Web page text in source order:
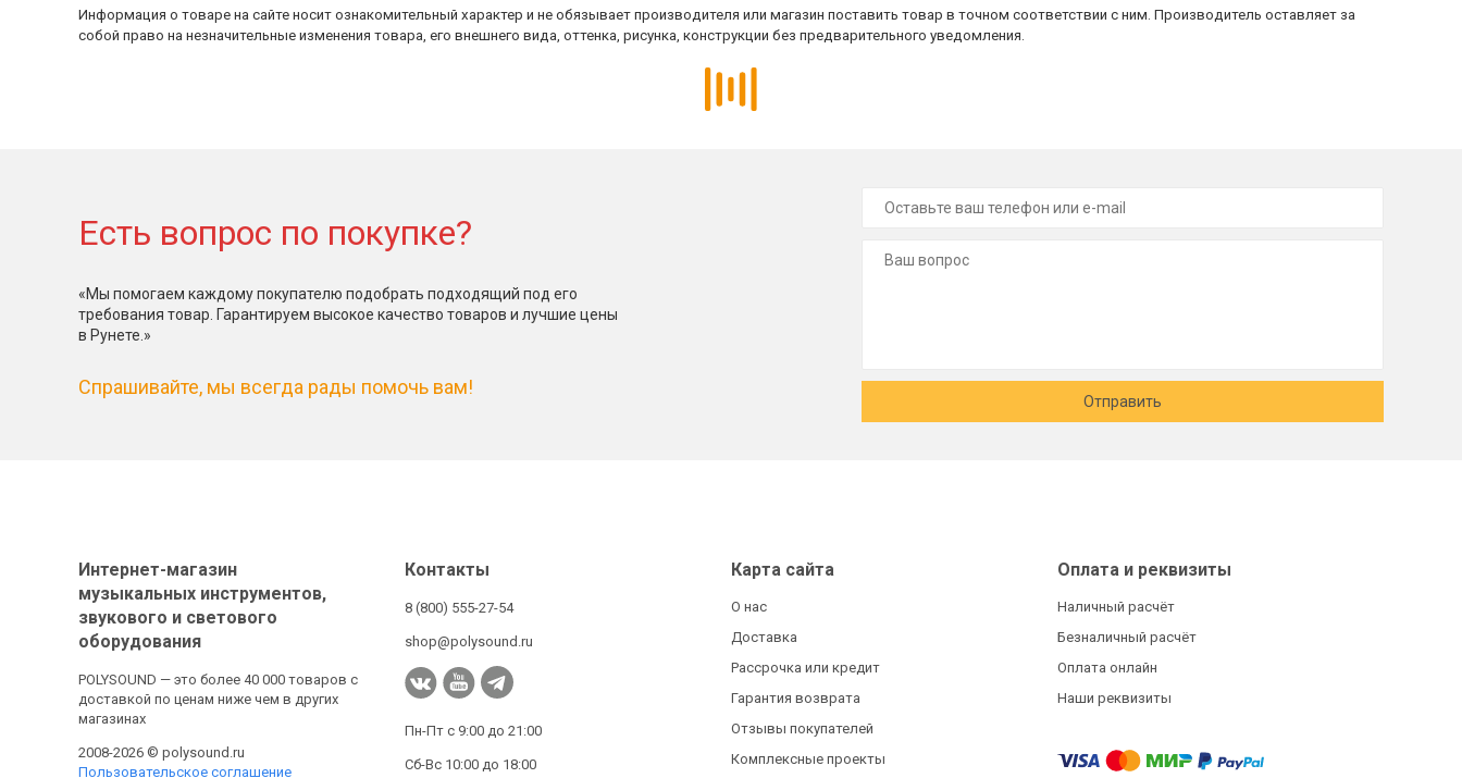
Информация о товаре на сайте носит ознакомительный характер и не обязывает производителя или магазин поставить товар в точном соответствии с ним. Производитель оставляет за
собой право на незначительные изменения товара, его внешнего вида, оттенка, рисунка, конструкции без предварительного уведомления.
Есть вопрос по покупке?
«Мы помогаем каждому покупателю подобрать подходящий под его
требования товар. Гарантируем высокое качество товаров и лучшие цены
в Рунете.»
Спрашивайте, мы всегда рады помочь вам!
Отправить
Интернет-магазин
музыкальных инструментов,
звукового и светового
оборудования
POLYSOUND — это более 40 000 товаров с
доставкой по ценам ниже чем в других
магазинах
2008-2026 © polysound.ru
Пользовательское соглашение
Контакты
8 (800) 555-27-54
shop@polysound.ru
Пн-Пт с 9:00 до 21:00
Сб-Вс 10:00 до 18:00
Карта сайта
О нас
Доставка
Рассрочка или кредит
Гарантия возврата
Отзывы покупателей
Комплексные проекты
Оплата и реквизиты
Наличный расчёт
Безналичный расчёт
Оплата онлайн
Наши реквизиты